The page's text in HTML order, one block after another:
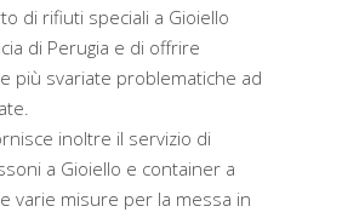
di rifiuti speciali a Gioiello
di Perugia e di offrire
più svariate problematiche ad
inoltre il servizio di
a Gioiello e container a
varie misure per la messa in